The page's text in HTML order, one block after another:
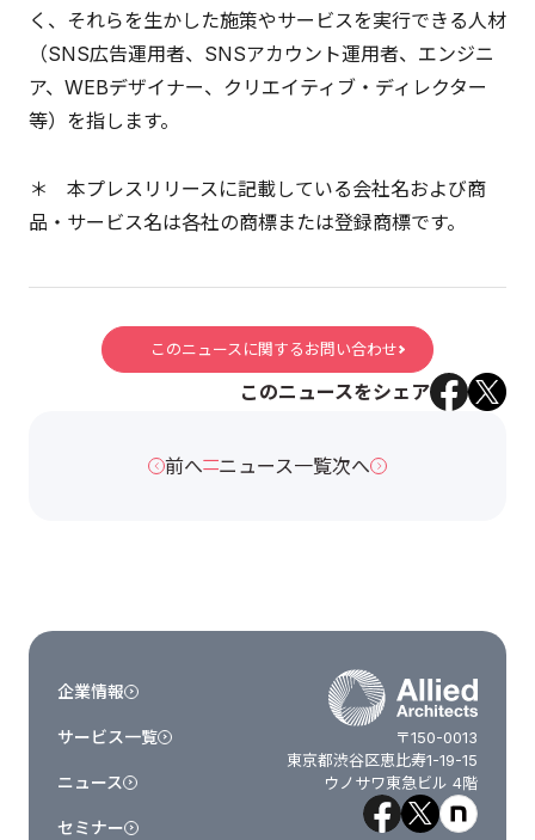
く、それらを生かした施策やサービスを実行できる人材
（SNS広告運用者、SNSアカウント運用者、エンジニ
ア、WEBデザイナー、クリエイティブ・ディレクター
等）を指します。
＊ 本プレスリリースに記載している会社名および商
品・サービス名は各社の商標または登録商標です。
このニュースに関するお問い合わせ
このニュースをシェア
前へ ニュース一覧次へ
〒150-0013
東京都渋谷区恵比寿1-19-15
ウノサワ東急ビル 4階
企業情報
サービス一覧
ニュース
セミナー